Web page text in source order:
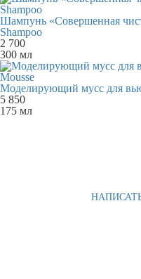
Шампунь «Совершенная
Shampoo
2 700
300 мл
Моделирующий мусс для
5 850
175 мл